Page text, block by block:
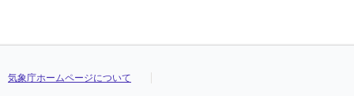
気象庁ホームページについて